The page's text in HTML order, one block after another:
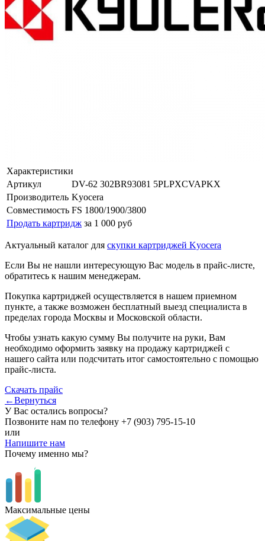
Характеристики
Артикул
DV-62 302BR93081 5PLPXCVAPKX
Производитель Kyocera
Совместимость FS 1800/1900/3800
Продать картридж за 1 000 руб
Актуальный каталог для скупки картриджей Kyocera
Если Вы не нашли интересующую Вас модель в прайс-листе,
обратитесь к нашим менеджерам.
Покупка картриджей осуществляется в нашем приемном
пункте, а также возможен бесплатный выезд специалиста в
пределах города Москвы и Московской области.
Чтобы узнать какую сумму Вы получите на руки, Вам
необходимо оформить заявку на продажу картриджей с
нашего сайта или подсчитать итог самостоятельно с помощью
прайс-листа.
Скачать прайс
←Вернуться
У Вас остались вопросы?
Позвоните нам по телефону +7 (903) 795-15-10
или
Напишите нам
Почему именно мы?
Максимальные цены